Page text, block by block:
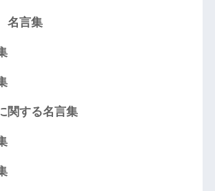
名言集
関する名言集